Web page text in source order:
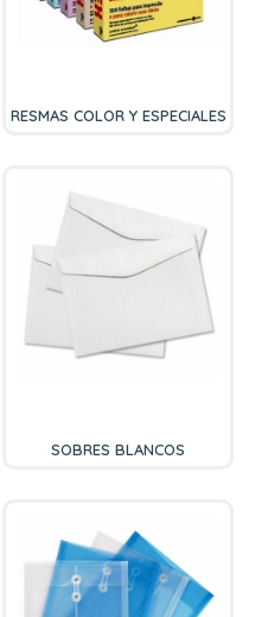
RESMAS COLOR Y ESPECIALES
SOBRES BLANCOS